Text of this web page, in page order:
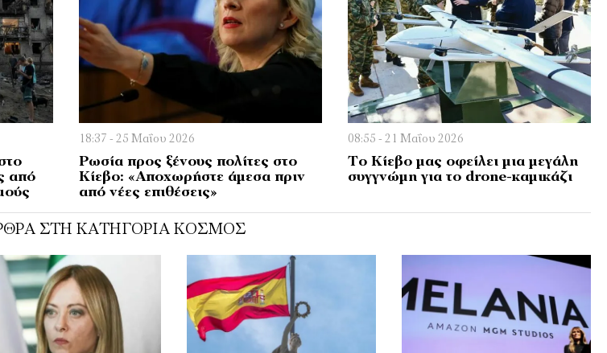
από
18:37 - 25 Μαΐου 2026
Ρωσία προς ξένους πολίτες στο
Κίεβο: «Αποχωρήστε άμεσα πριν
από νέες επιθέσεις»
08:55 - 21 Μαΐου 2026
Το Κίεβο μας οφείλει μια μεγάλη
συγγνώμη για το drone-καμικάζι
ΣΤΗ ΚΑΤΗΓΟΡΊΑ ΚΌΣΜΟΣ